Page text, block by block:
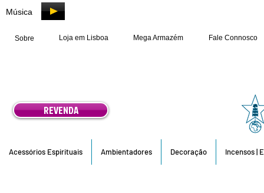
Música
Sobre Loja em Lisboa Mega Armazém Fale Connosco
REVENDA
Acessórios Espirituais Ambientadores Decoração Incensos |